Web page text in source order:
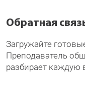
Обратная
Загружайте
Преподаватель
разбирает каждую